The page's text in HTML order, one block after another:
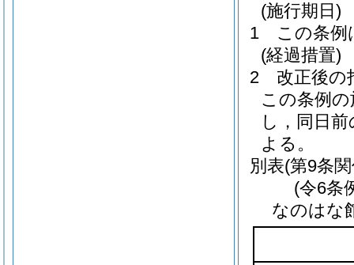
(施行期日)
1
この条例
(経過措置)
2
改正後の
この条例
し，同日
よる。
別表(第9条
(令6条
なのはな